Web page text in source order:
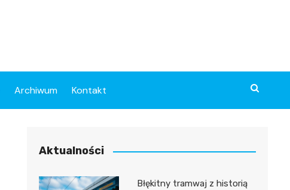
Archiwum Kontakt
Aktualności
Błękitny tramwaj z historią